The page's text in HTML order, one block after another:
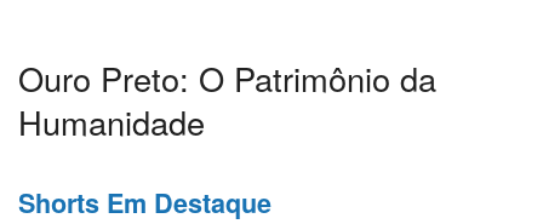
Ouro Preto: O Patrimônio da
Humanidade
Shorts Em Destaque